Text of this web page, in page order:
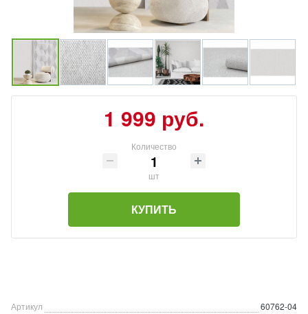
1 999 руб.
Количество
шт
КУПИТЬ
Артикул 60762-04